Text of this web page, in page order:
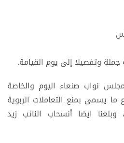
جملة وتفصيلا إلى يوم القيامة.
نواب صنعاء اليوم والخاصة
ما يسمى بمنع التعاملات الربوية
ايضا أنسحاب النائب زيد